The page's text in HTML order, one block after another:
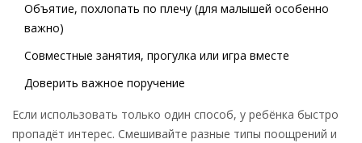
Объятие, похлопать по плечу (для малышей особенно
важно)
Совместные занятия, прогулка или игра вместе
Доверить важное поручение
Если использовать только один способ, у ребёнка быстро
пропадёт интерес. Смешивайте разные типы поощрений и